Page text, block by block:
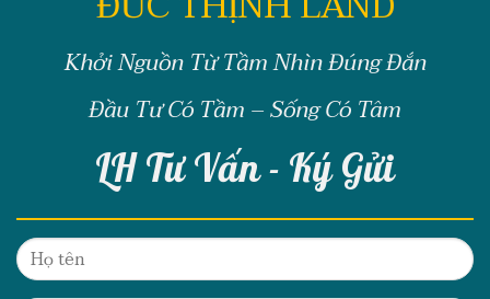
Khởi Nguồn Từ Tầm Nhìn Đúng Đắn
Đầu Tư Có Tầm – Sống Có Tâm
LH Tư Vấn - Ký Gửi